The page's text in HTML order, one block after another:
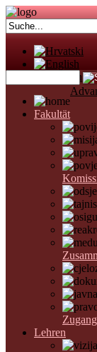
Fakultät
Lehren